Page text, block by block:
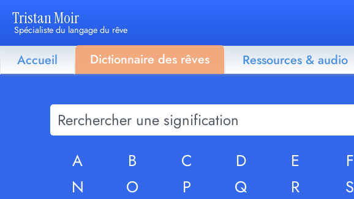
Tristan Moir
Spécialiste du langage du rêve
Accueil Dictionnaire des rêves Ressources & audio
A B C D E F
N
O P Q R S